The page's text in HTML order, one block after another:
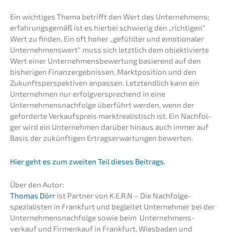
Ein wichti­ges Thema betrifft den Wert des Unter­neh­mens;
erfah­rungs­ge­mäß ist es hierbei schwie­rig den „richti­gen“
Wert zu finden. Ein oft hoher „gefühl­ter und emotio­na­ler
Unter­neh­mens­wert“ muss sich letzt­lich dem objek­ti­vier­te
Wert einer Unter­neh­mens­be­wer­tung basie­rend auf den
bishe­ri­gen Finanz­ergeb­nis­sen, Markt­po­si­ti­on und den
Zukunfts­per­spek­ti­ven anpas­sen. Letzt­end­lich kann ein
Unter­neh­men nur erfolg­ver­spre­chend in eine
Unternehmens­nachfolge überführt werden, wenn der
gefor­der­te Verkaufs­preis markt­rea­lis­tisch ist. Ein Nachfol­
ger wird ein Unter­neh­men darüber hinaus auch immer auf
Basis der zukünf­ti­gen Ertrags­er­war­tun­gen bewerten.
Hier geht es zum zweiten Teil dieses Beitrags.
Über den Autor:
Thomas Dörr ist Partner von K.E.R.N – Die Nachfolge­
spezialisten in Frank­furt und beglei­tet Unter­neh­mer bei der
Unternehmens­nachfolge sowie beim Unter­nehmens­
verkauf und Firmen­kauf in Frank­furt, Wiesba­den und